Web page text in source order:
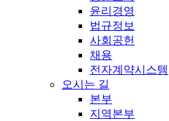
윤리경영
법규정보
사회공헌
채용
전자계약시스템
오시는 길
본부
지역본부